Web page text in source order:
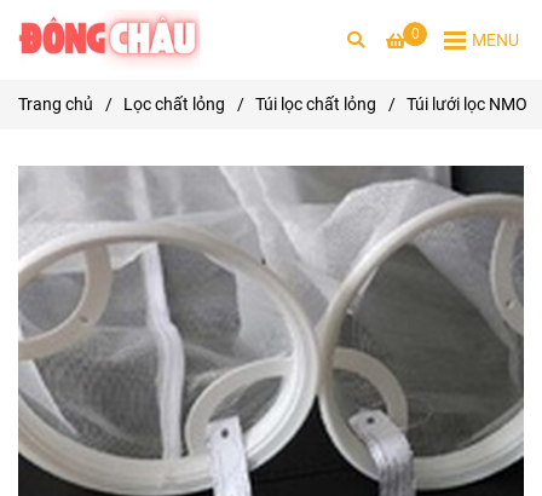
0 MENU
Trang chủ / Lọc chất lỏng / Túi lọc chất lỏng / Túi lưới lọc NMO